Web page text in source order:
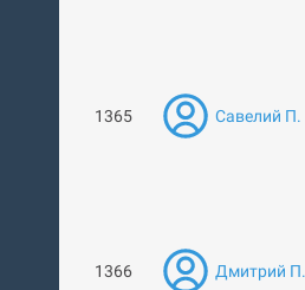
1365 Савелий П.
1366 Дмитрий П.